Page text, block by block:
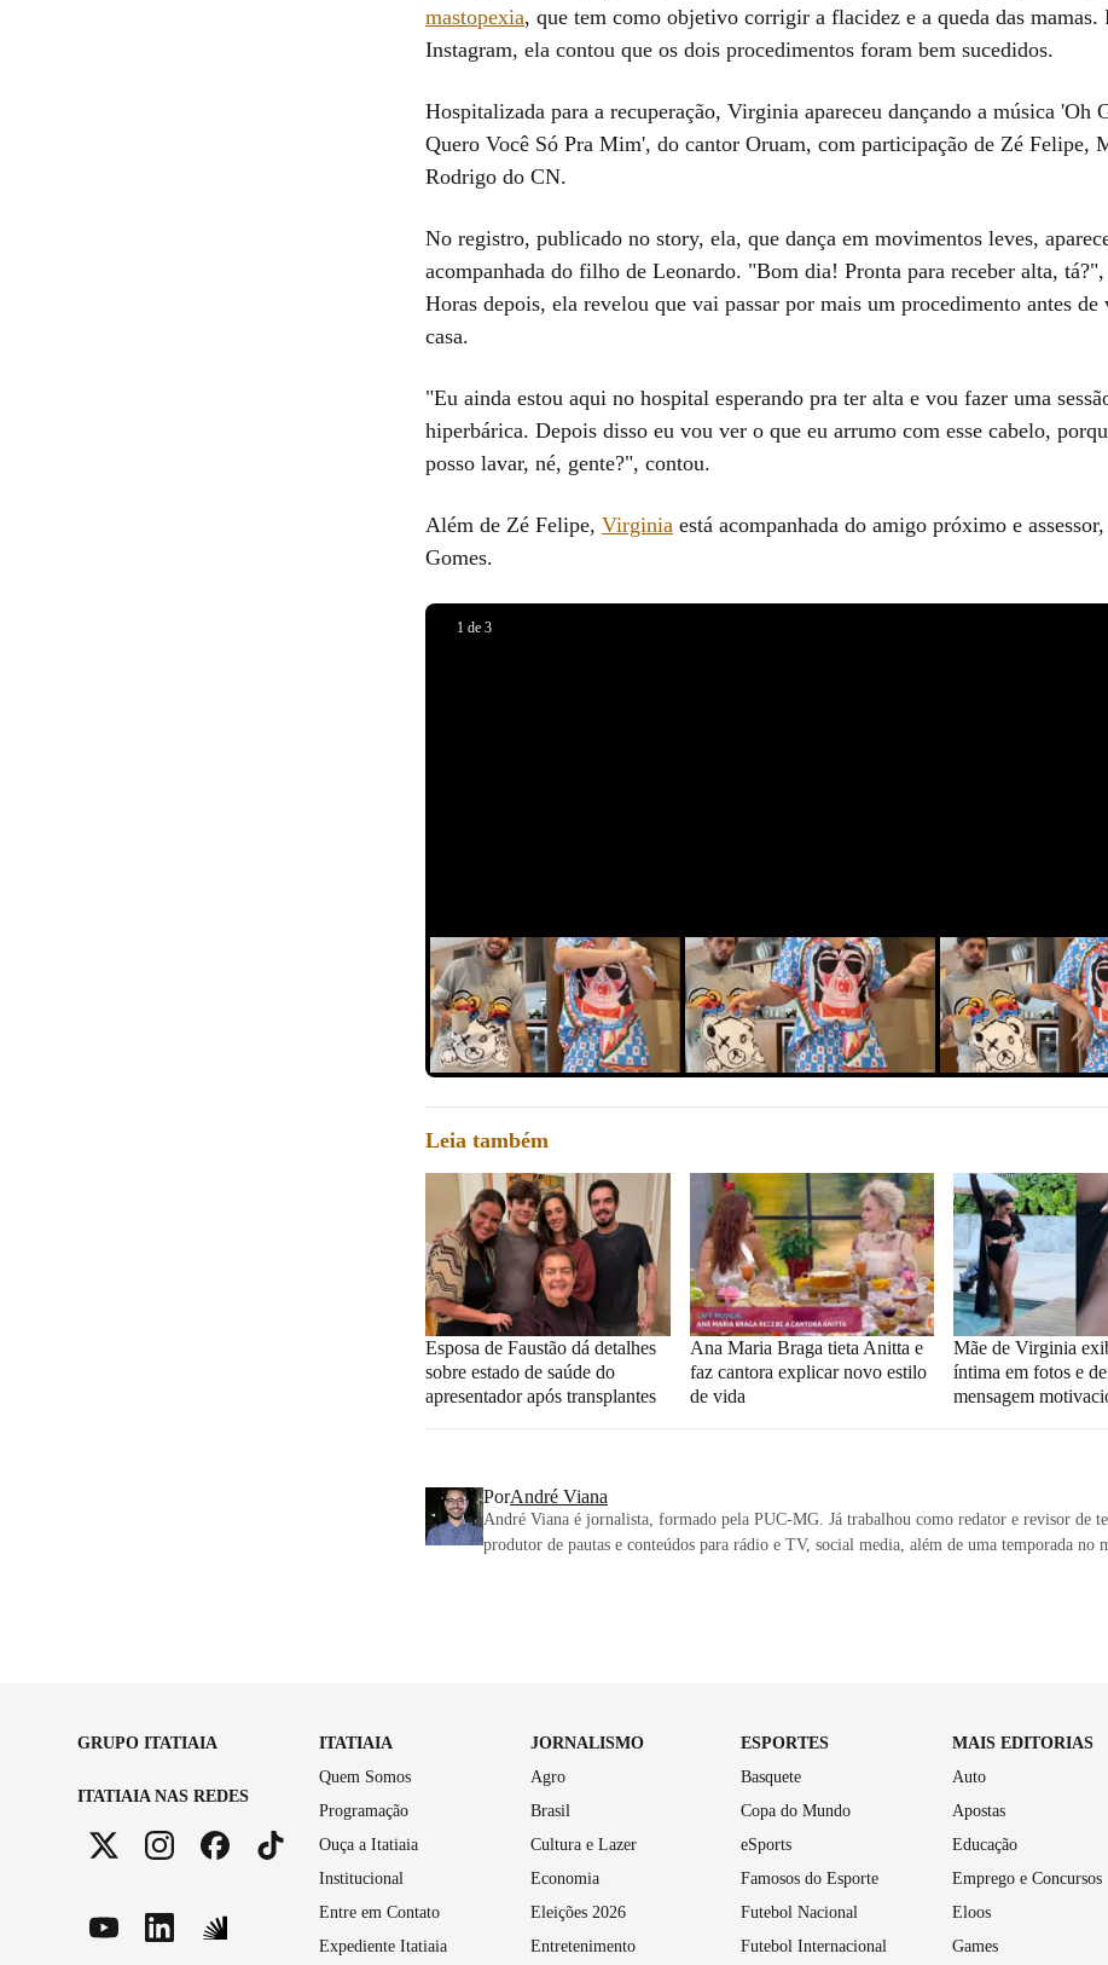
mastopexia, que tem como objetivo corrigir a flacidez e a queda das mamas.
Instagram, ela contou que os dois procedimentos foram bem sucedidos.
Hospitalizada para a recuperação, Virginia apareceu dançando a música 'Oh
Quero Você Só Pra Mim', do cantor Oruam, com participação de Zé Felipe,
Rodrigo do CN.
No registro, publicado no story, ela, que dança em movimentos leves,
acompanhada do filho de Leonardo. "Bom dia! Pronta para receber alta, tá?",
Horas depois, ela revelou que vai passar por mais um procedimento antes de
casa.
"Eu ainda estou aqui no hospital esperando pra ter alta e vou fazer uma
hiperbárica. Depois disso eu vou ver o que eu arrumo com esse cabelo,
posso lavar, né, gente?", contou.
Além de Zé Felipe, Virginia está acompanhada do amigo próximo e
Gomes.
1 de 3
Slide 1 de 0
Leia também
Esposa de Faustão dá detalhes
sobre estado de saúde do
apresentador após transplantes
Ana Maria Braga tieta Anitta e
faz cantora explicar novo estilo
de vida
Mãe de Virginia
íntima em fotos e
mensagem
PorAndré Viana
André Viana é jornalista, formado pela PUC-MG. Já trabalhou como redator e revisor de
produtor de pautas e conteúdos para rádio e TV, social media, além de uma temporada no
GRUPO ITATIAIA
ITATIAIA NAS REDES
ITATIAIA
Quem Somos
Programação
Ouça a Itatiaia
Institucional
Entre em Contato
Expediente Itatiaia
JORNALISMO
Agro
Brasil
Cultura e Lazer
Economia
Eleições 2026
Entretenimento
ESPORTES
Basquete
Copa do Mundo
eSports
Famosos do Esporte
Futebol Nacional
Futebol Internacional
MAIS EDITORIAS
Auto
Apostas
Educação
Emprego e Concursos
Eloos
Games